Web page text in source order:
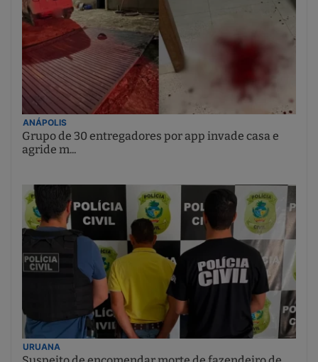
ANÁPOLIS
Grupo de 30 entregadores por app invade casa e
agride m...
URUANA